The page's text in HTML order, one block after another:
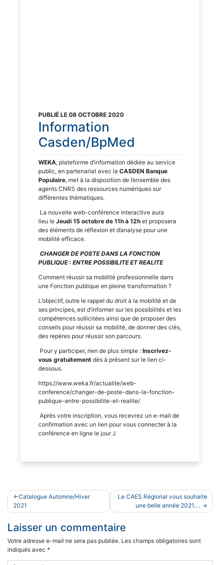
PUBLIÉ LE 08 OCTOBRE 2020
Information
Casden/BpMed
WEKA, plateforme d’information dédiée au service
public, en partenariat avec la CASDEN Banque
Populaire, met à la disposition de l’ensemble des
agents CNRS des ressources numériques sur
différentes thématiques.
La nouvelle web-conférence interactive aura
lieu le Jeudi 15 octobre de 11h à 12h et proposera
des éléments de réflexion et d’analyse pour une
mobilité efficace.
CHANGER DE POSTE DANS LA FONCTION
PUBLIQUE : ENTRE POSSIBILITE ET REALITE
Comment réussir sa mobilité professionnelle dans
une Fonction publique en pleine transformation ?
L’objectif, outre le rappel du droit à la mobilité et de
ses principes, est d’informer sur les possibilités et les
compétences sollicitées ainsi que de proposer des
conseils pour réussir sa mobilité, de donner des clés,
des repères pour réussir son parcours.
Pour y participer, rien de plus simple : Inscrivez-
vous gratuitement dès à présent sur le lien ci-
dessous.
https://www.weka.fr/actualite/web-
conference/changer-de-poste-dans-la-fonction-
publique-entre-possibilite-et-realite/
Après votre inscription, vous recevrez un e-mail de
confirmation avec un lien pour vous connecter à la
conférence en ligne le jour J
Navigation
de
l’article
Catalogue Automne/Hiver
2021
Le CAES Régional vous souhaite
une belle année 2021….
Laisser un commentaire
Votre adresse e-mail ne sera pas publiée. Les champs obligatoires sont
indiqués avec *